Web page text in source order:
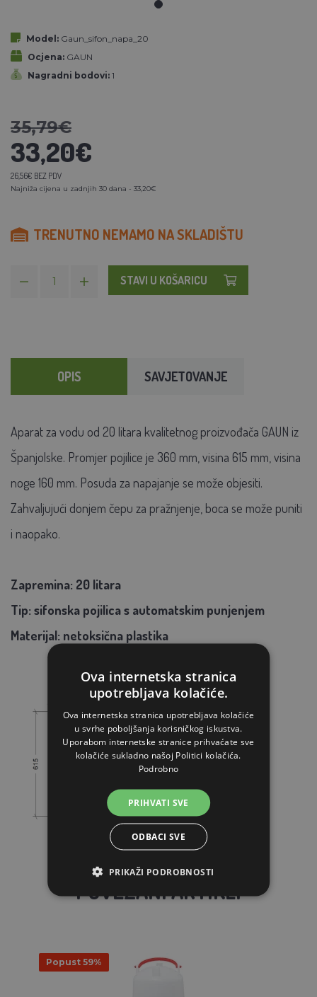
Model: Gaun_sifon_napa_20
Ocjena: GAUN
Nagradni bodovi: 1
35,79€
33,20€
26,56€ BEZ PDV
Najniža cijena u zadnjih 30 dana - 33,20€
TRENUTNO NEMAMO NA SKLADIŠTU
STAVI U KOŠARICU
OPIS SAVJETOVANJE
Aparat za vodu od 20 litara kvalitetnog proizvođača GAUN iz
Španjolske. Promjer pojilice je 360 mm, visina 615 mm, visina
noge 160 mm. Posuda za napajanje se može objesiti.
Zahvaljujući donjem čepu za pražnjenje, boca se može puniti
i naopako.
Zapremina: 20 litara
Tip: sifonska pojilica s automatskim punjenjem
Materijal: netoksična plastika
POVEZANI ARTIKLI
Popust 59%
Ova internetska stranica
upotrebljava kolačiće.
Ova internetska stranica upotrebljava kolačiće
u svrhe poboljšanja korisničkog iskustva.
Uporabom internetske stranice prihvaćate sve
kolačiće sukladno našoj Politici kolačića.
Podrobno
PRIHVATI SVE
ODBACI SVE
PRIKAŽI PODROBNOSTI